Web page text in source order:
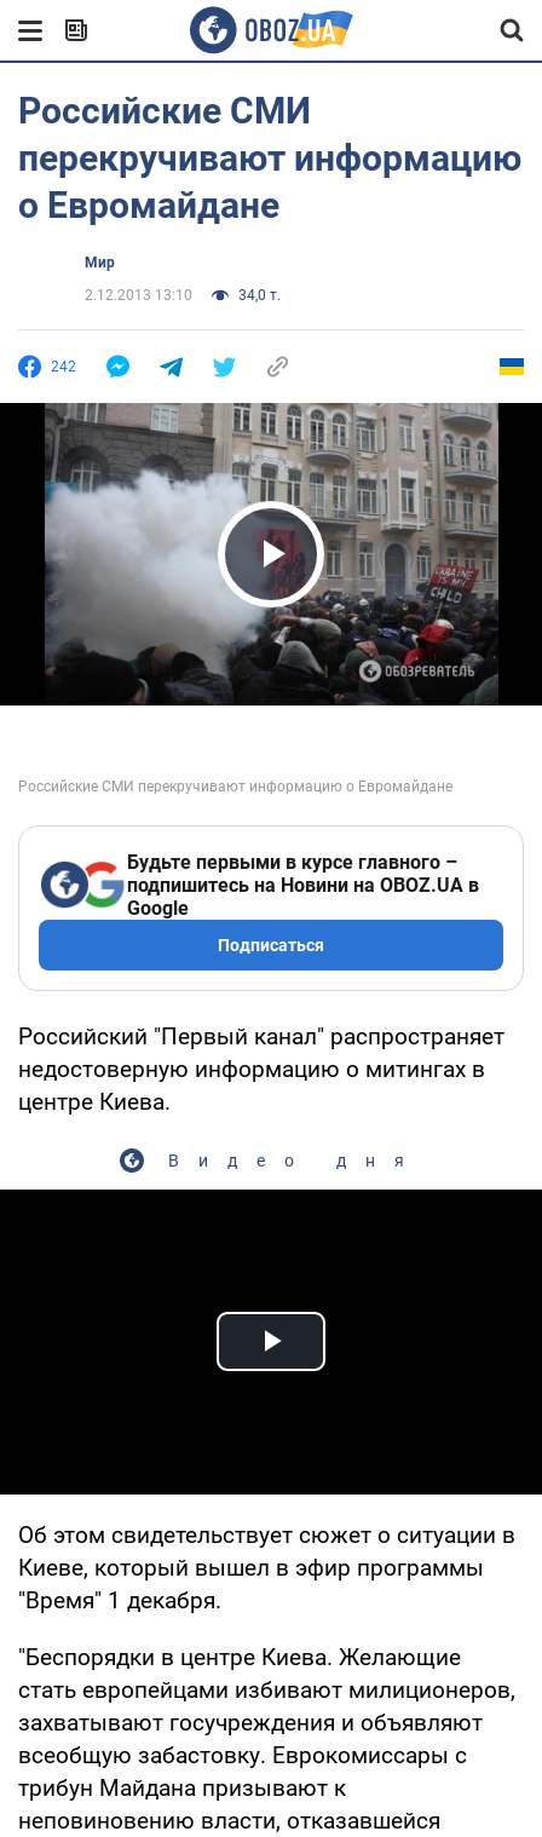
Российские СМИ
перекручивают информацию
о Евромайдане
Мир
2.12.2013 13:10
34,0 т.
242
Play Video
Будьте первыми в курсе главного –
подпишитесь на Новини на OBOZ.UA в
Google
Подписаться
Российский "Первый канал" распространяет
недостоверную информацию о митингах в
центре Киева.
Видео дня
Play Video
Об этом свидетельствует сюжет о ситуации в
Киеве, который вышел в эфир программы
"Время" 1 декабря.
"Беспорядки в центре Киева. Желающие
стать европейцами избивают милиционеров,
захватывают госучреждения и объявляют
всеобщую забастовку. Еврокомиссары с
трибун Майдана призывают к
неповиновению власти, отказавшейся